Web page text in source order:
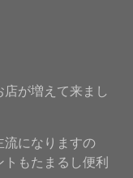
が増えて来まし
流になりますの
もたまるし便利